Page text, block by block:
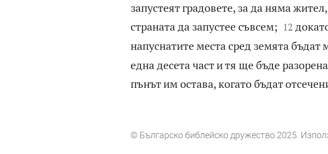
запустеят градовете, за да няма
страната да запустее съвсем;
12
напуснатите места сред земята бъдат
една десета част и тя ще бъде
пънът им остава, когато бъдат
© Българско библейско дружество 2025.